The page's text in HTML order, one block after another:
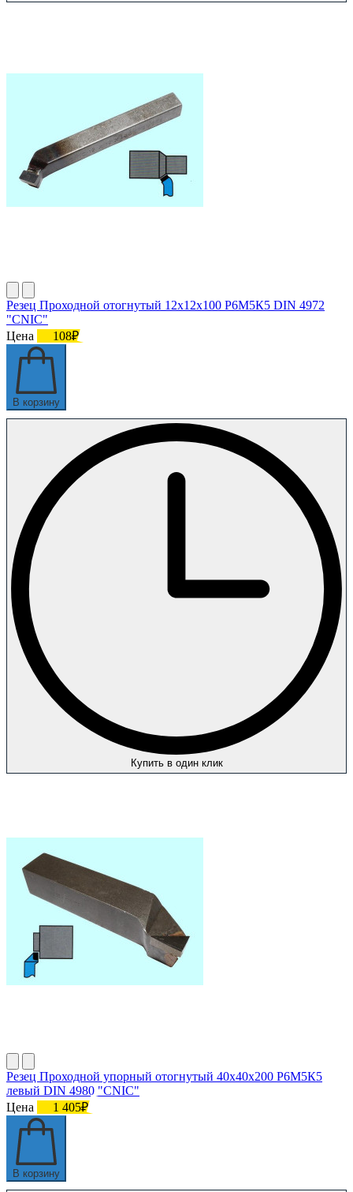
Резец Проходной отогнутый 12х12х100 Р6М5К5 DIN 4972
"CNIC"
Цена
108₽
В корзину
Купить в один клик
Резец Проходной упорный отогнутый 40х40х200 Р6М5К5
левый DIN 4980 "CNIC"
Цена
1 405₽
В корзину